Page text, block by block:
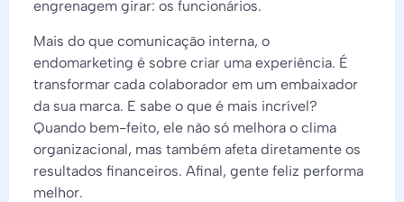
engrenagem girar: os funcionários.
Mais do que comunicação interna, o
endomarketing é sobre criar uma experiência. É
transformar cada colaborador em um embaixador
da sua marca. E sabe o que é mais incrível?
Quando bem-feito, ele não só melhora o clima
organizacional, mas também afeta diretamente os
resultados financeiros. Afinal, gente feliz performa
melhor.